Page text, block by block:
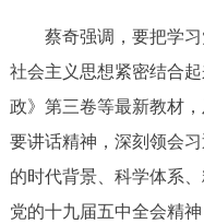
多语种
蔡奇强调，要把学习
社会主义思想紧密结合
政》第三卷等最新教材
要讲话精神，深刻领会
的时代背景、科学体系
党的十九届五中全会精